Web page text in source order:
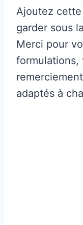
Ajoutez
garder sous
Merci pour
formulations,
adaptés à